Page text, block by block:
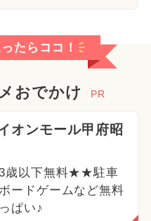
たらココ！
おでかけ PR
オンモール甲府昭
以下無料★★駐車
ードゲームなど無料
ぱい♪